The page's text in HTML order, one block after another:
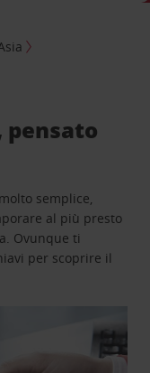
pensato
semplice,
al più presto
Ovunque ti
per scoprire il